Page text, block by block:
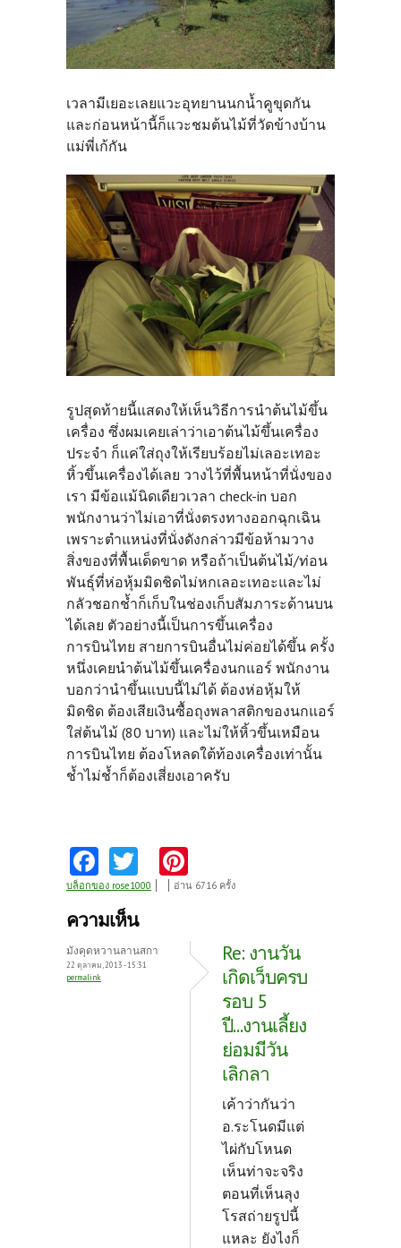
เวลามีเยอะเลยแวะอุทยานนกน้ำคูขุดกัน
และก่อนหน้านี้ก็แวะชมต้นไม้ที่วัดข้างบ้าน
แม่พี่เก้กัน
รูปสุดท้ายนี้แสดงให้เห็นวิธีการนำต้นไม้ขึ้น
เครื่อง ซึ่งผมเคยเล่าว่าเอาต้นไม้ขึ้นเครื่อง
ประจำ ก็แค่ใส่ถุงให้เรียบร้อยไม่เลอะเทอะ
หิ้วขึ้นเครื่องได้เลย วางไว้ที่พื้นหน้าที่นั่งของ
เรา มีข้อแม้นิดเดียวเวลา check-in บอก
พนักงานว่าไม่เอาที่นั่งตรงทางออกฉุกเฉิน
เพราะตำแหน่งที่นั่งดังกล่าวมีข้อห้ามวาง
สิ่งของที่พื้นเด็ดขาด หรือถ้าเป็นต้นไม้/ท่อน
พันธุ์ที่ห่อหุ้มมิดชิดไม่หกเลอะเทอะและไม่
กลัวชอกช้ำก็เก็บในช่องเก็บสัมภาระด้านบน
ได้เลย ตัวอย่างนี้เป็นการขึ้นเครื่อง
การบินไทย สายการบินอื่นไม่ค่อยได้ขึ้น ครั้ง
หนึ่งเคยนำต้นไม้ขึ้นเครื่องนกแอร์ พนักงาน
บอกว่านำขึ้นแบบนี้ไม่ได้ ต้องห่อหุ้มให้
มิดชิด ต้องเสียเงินซื้อถุงพลาสติกของนกแอร์
ใส่ต้นไม้ (80 บาท) และไม่ให้หิ้วขึ้นเหมือน
การบินไทย ต้องโหลดใต้ท้องเครื่องเท่านั้น
ช้ำไม่ช้ำก็ต้องเสี่ยงเอาครับ
Fa
ce
b
o
o
w
itt
er
nt
es
t
บล็อกของ rose1000 อ่าน 6716 ครั้ง
ความเห็น
มังคุดหวานลานสกา
22 ตุลาคม, 2013 - 15:31
permalink
Re: งานวัน
เกิดเว็บครบ
รอบ 5
ปี...งานเลี้ยง
ย่อมมีวัน
เลิกลา
เค้าว่ากันว่า
อ.ระโนดมีแต่
ไผ่กับโหนด
เห็นท่าจะจริง
ตอนที่เห็นลุง
โรสถ่ายรูปนี้
แหละ ยังไงก็